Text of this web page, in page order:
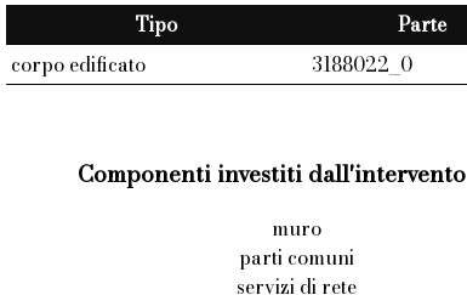
Tipo
Parte
corpo edificato
3188022_0
Componenti investiti dall'intervento
muro
parti comuni
servizi di rete